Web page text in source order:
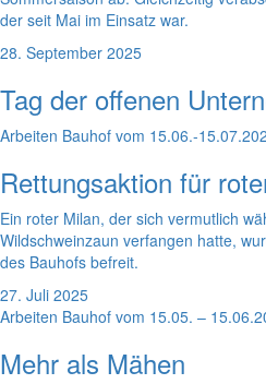
der seit Mai im Einsatz war.
28. September 2025
Tag der offenen
Arbeiten Bauhof vom 15.06.-
Rettungsaktion für
Ein roter Milan, der sich vermutlich
Wildschweinzaun verfangen hatte,
des Bauhofs befreit.
27. Juli 2025
Arbeiten Bauhof vom 15.05. –
Mehr als Mähen